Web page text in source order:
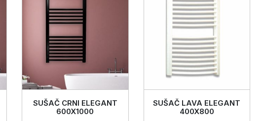
SUŠAČ CRNI ELEGANT
600X1000
SUŠAČ LAVA ELEGANT
400X800